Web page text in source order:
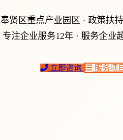
奉贤区重点产业园区 · 政策扶
专注企业服务12年 · 服务企业
立即咨询 服务项